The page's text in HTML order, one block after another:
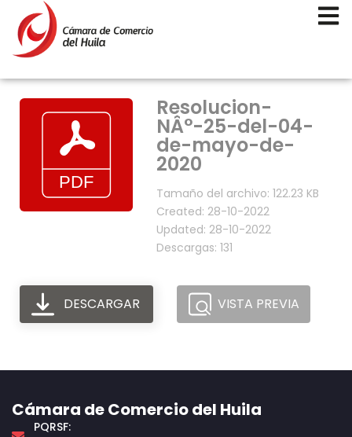
Resolucion-
NÂ°-25-del-04-
de-mayo-de-
2020
Tamaño del archivo: 122.23 KB
Created: 28-10-2022
Updated: 28-10-2022
Descargas: 131
DESCARGAR VISTA PREVIA
Cámara de Comercio del Huila
PQRSF: